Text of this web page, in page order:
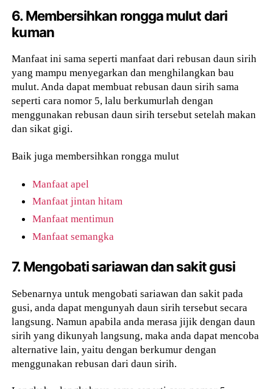
6. Membersihkan rongga mulut dari
kuman
Manfaat ini sama seperti manfaat dari rebusan daun sirih
yang mampu menyegarkan dan menghilangkan bau
mulut. Anda dapat membuat rebusan daun sirih sama
seperti cara nomor 5, lalu berkumurlah dengan
menggunakan rebusan daun sirih tersebut setelah makan
dan sikat gigi.
Baik juga membersihkan rongga mulut
Manfaat apel
Manfaat jintan hitam
Manfaat mentimun
Manfaat semangka
7. Mengobati sariawan dan sakit gusi
Sebenarnya untuk mengobati sariawan dan sakit pada
gusi, anda dapat mengunyah daun sirih tersebut secara
langsung. Namun apabila anda merasa jijik dengan daun
sirih yang dikunyah langsung, maka anda dapat mencoba
alternative lain, yaitu dengan berkumur dengan
menggunakan rebusan dari daun sirih.